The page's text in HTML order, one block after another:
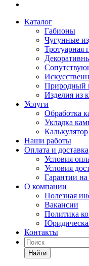
Каталог
Габионы
Чугунные
Тротуарная
Природный
Изделия из
Услуги
Обработка
Укладка
Наши работы
Оплата и доставка
Условия
Условия
Гарантии на
О компании
Полезная
Вакансии
Политика
Контакты
Найти